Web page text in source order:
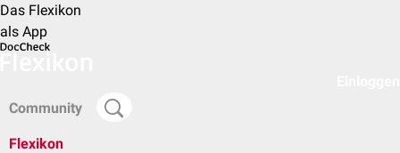
Das Flexikon
als App
Community
Flexikon